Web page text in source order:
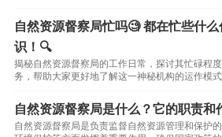
自然资源督察局忙吗🧐 都在忙些什
识！🔍
揭秘自然资源督察局的工作日常，探讨其忙碌程
务，帮助大家更好地了解这一神秘机构的运作模式
自然资源督察局是什么？它的职责和
自然资源督察局是负责监督自然资源管理和保护